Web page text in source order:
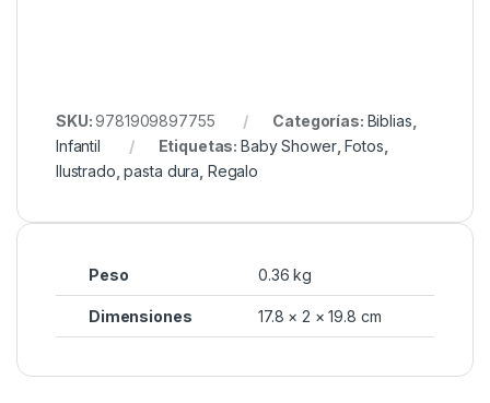
SKU:9781909897755 Categorías: Biblias,
Infantil
Etiquetas: Baby Shower, Fotos,
Ilustrado,pasta dura, Regalo
Peso 0.36 kg
Dimensiones 17.8 × 2 × 19.8 cm